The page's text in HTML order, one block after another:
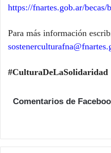
https://fnartes.gob.ar/becas/
Para más información
#CulturaDeLaSolidaridad
Comentarios de